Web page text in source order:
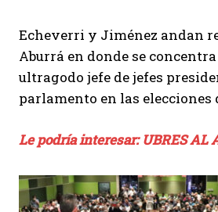
Echeverri y Jiménez andan
Aburrá en donde se
ultragodo jefe de jefes
parlamento en las elecciones
Le podría interesar: UBRES AL